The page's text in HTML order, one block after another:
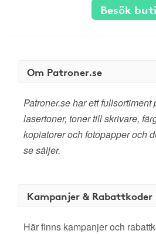
Besök
Om Patroner.se
Patroner.se har ett fullsortiment
lasertoner, toner till skrivare,
kopiatorer och fotopapper och
se säljer.
Kampanjer & Rabattkoder
Här finns kampanjer och